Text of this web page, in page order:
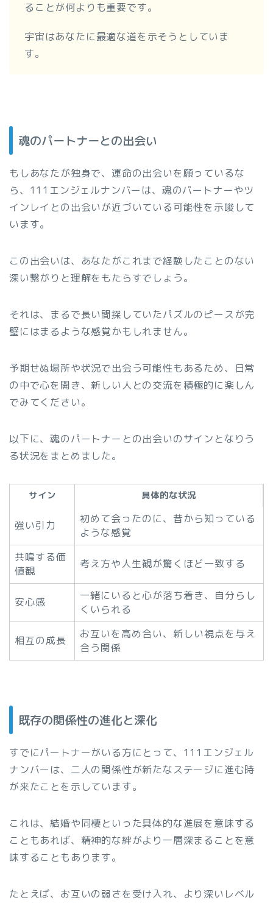
ることが何よりも重要です。
宇宙はあなたに最適な道を示そうとしていま
す。
魂のパートナーとの出会い
もしあなたが独身で、運命の出会いを願っているな
ら、111エンジェルナンバーは、魂のパートナーやツ
インレイとの出会いが近づいている可能性を示唆して
います。
この出会いは、あなたがこれまで経験したことのない
深い繋がりと理解をもたらすでしょう。
それは、まるで長い間探していたパズルのピースが完
璧にはまるような感覚かもしれません。
予期せぬ場所や状況で出会う可能性もあるため、日常
の中で心を開き、新しい人との交流を積極的に楽しん
でみてください。
以下に、魂のパートナーとの出会いのサインとなりう
る状況をまとめました。
サイン 具体的な状況
強い引力
初めて会ったのに、昔から知っている
ような感覚
共鳴する価
値観
考え方や人生観が驚くほど一致する
安心感
一緒にいると心が落ち着き、自分らし
くいられる
相互の成長
お互いを高め合い、新しい視点を与え
合う関係
既存の関係性の進化と深化
すでにパートナーがいる方にとって、111エンジェル
ナンバーは、二人の関係性が新たなステージに進む時
が来たことを示しています。
これは、結婚や同棲といった具体的な進展を意味する
こともあれば、精神的な絆がより一層深まることを意
味することもあります。
たとえば、お互いの弱さを受け入れ、より深いレベル